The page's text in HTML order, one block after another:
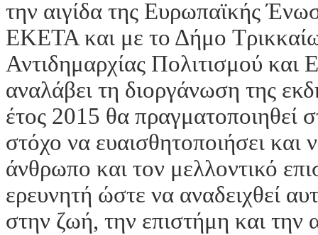
την αιγίδα της Ευρωπαϊκής
ΕΚΕΤΑ και με το Δήμο
Αντιδημαρχίας Πολιτισμού και
αναλάβει τη διοργάνωση της
έτος 2015 θα πραγματοποιηθεί
στόχο να ευαισθητοποιήσει και
άνθρωπο και τον μελλοντικό
ερευνητή ώστε να αναδειχθεί
στην ζωή, την επιστήμη και την